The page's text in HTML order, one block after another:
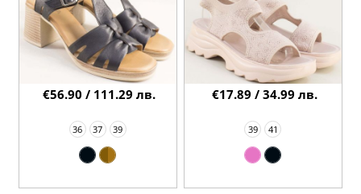
36 37 39
€56.90 / 111.29 лв.
39 41
€17.89 / 34.99 лв.